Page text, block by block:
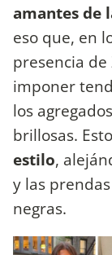
amantes de
eso que, en
presencia de
imponer
los
brillosas.
estilo,
y las
negras.